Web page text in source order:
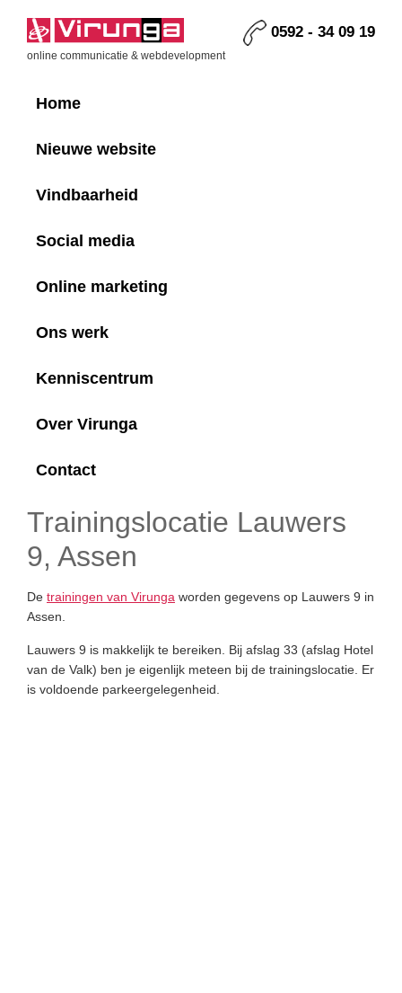
primary
primaryVirunga
online communicatie & webdevelopment
0592 - 34 09 19
Home
Nieuwe website
Vindbaarheid
Social media
Online marketing
Ons werk
Kenniscentrum
Over Virunga
Contact
Trainingslocatie Lauwers
9, Assen
De trainingen van Virunga worden gegevens op Lauwers 9 in
Assen.
Lauwers 9 is makkelijk te bereiken. Bij afslag 33 (afslag Hotel
van de Valk) ben je eigenlijk meteen bij de trainingslocatie. Er
is voldoende parkeergelegenheid.